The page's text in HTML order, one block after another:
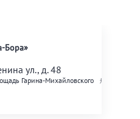
Бора»
ул., д. 48
Гарина-Михайловского